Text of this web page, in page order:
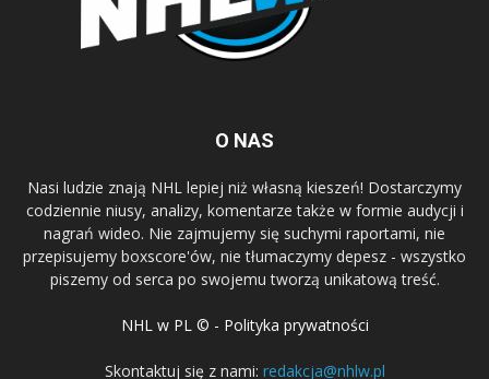
O NAS
Nasi ludzie znają NHL lepiej niż własną kieszeń! Dostarczymy
codziennie niusy, analizy, komentarze także w formie audycji i
nagrań wideo. Nie zajmujemy się suchymi raportami, nie
przepisujemy boxscore'ów, nie tłumaczymy depesz - wszystko
piszemy od serca po swojemu tworzą unikatową treść.
NHL w PL © - Polityka prywatności
Skontaktuj się z nami: redakcja@nhlw.pl